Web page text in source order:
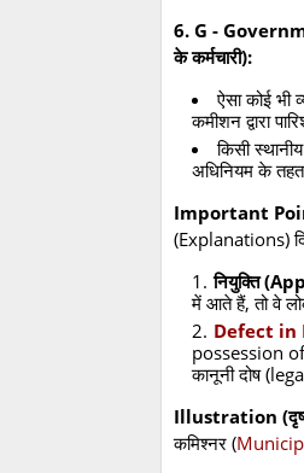
6. G -
के कर्मचारी):
ऐसा कोई भी
कमीशन द्वारा
किसी
अधिनियम के
Important
(Explanations)
नियुक्ति
में आते हैं, तो वे
Defect in
possession of
कानूनी दोष
Illustration
कमिश्नर (